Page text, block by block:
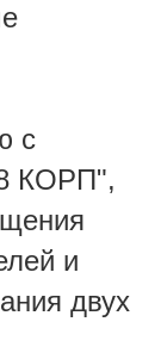
с
КОРП",
и
двух